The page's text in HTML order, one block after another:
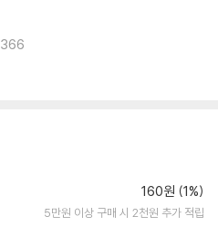
366
160원 (1%)
5만원 이상 구매 시 2천원 추가 적립